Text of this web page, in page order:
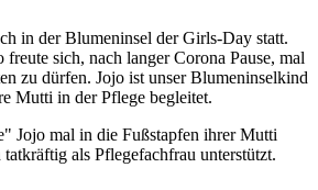
in der Blumeninsel der Girls-Day statt.
sich, nach langer Corona Pause, mal
zu dürfen. Jojo ist unser Blumeninselkind
Mutti in der Pflege begleitet.
Jojo mal in die Fußstapfen ihrer Mutti
als Pflegefachfrau unterstützt.